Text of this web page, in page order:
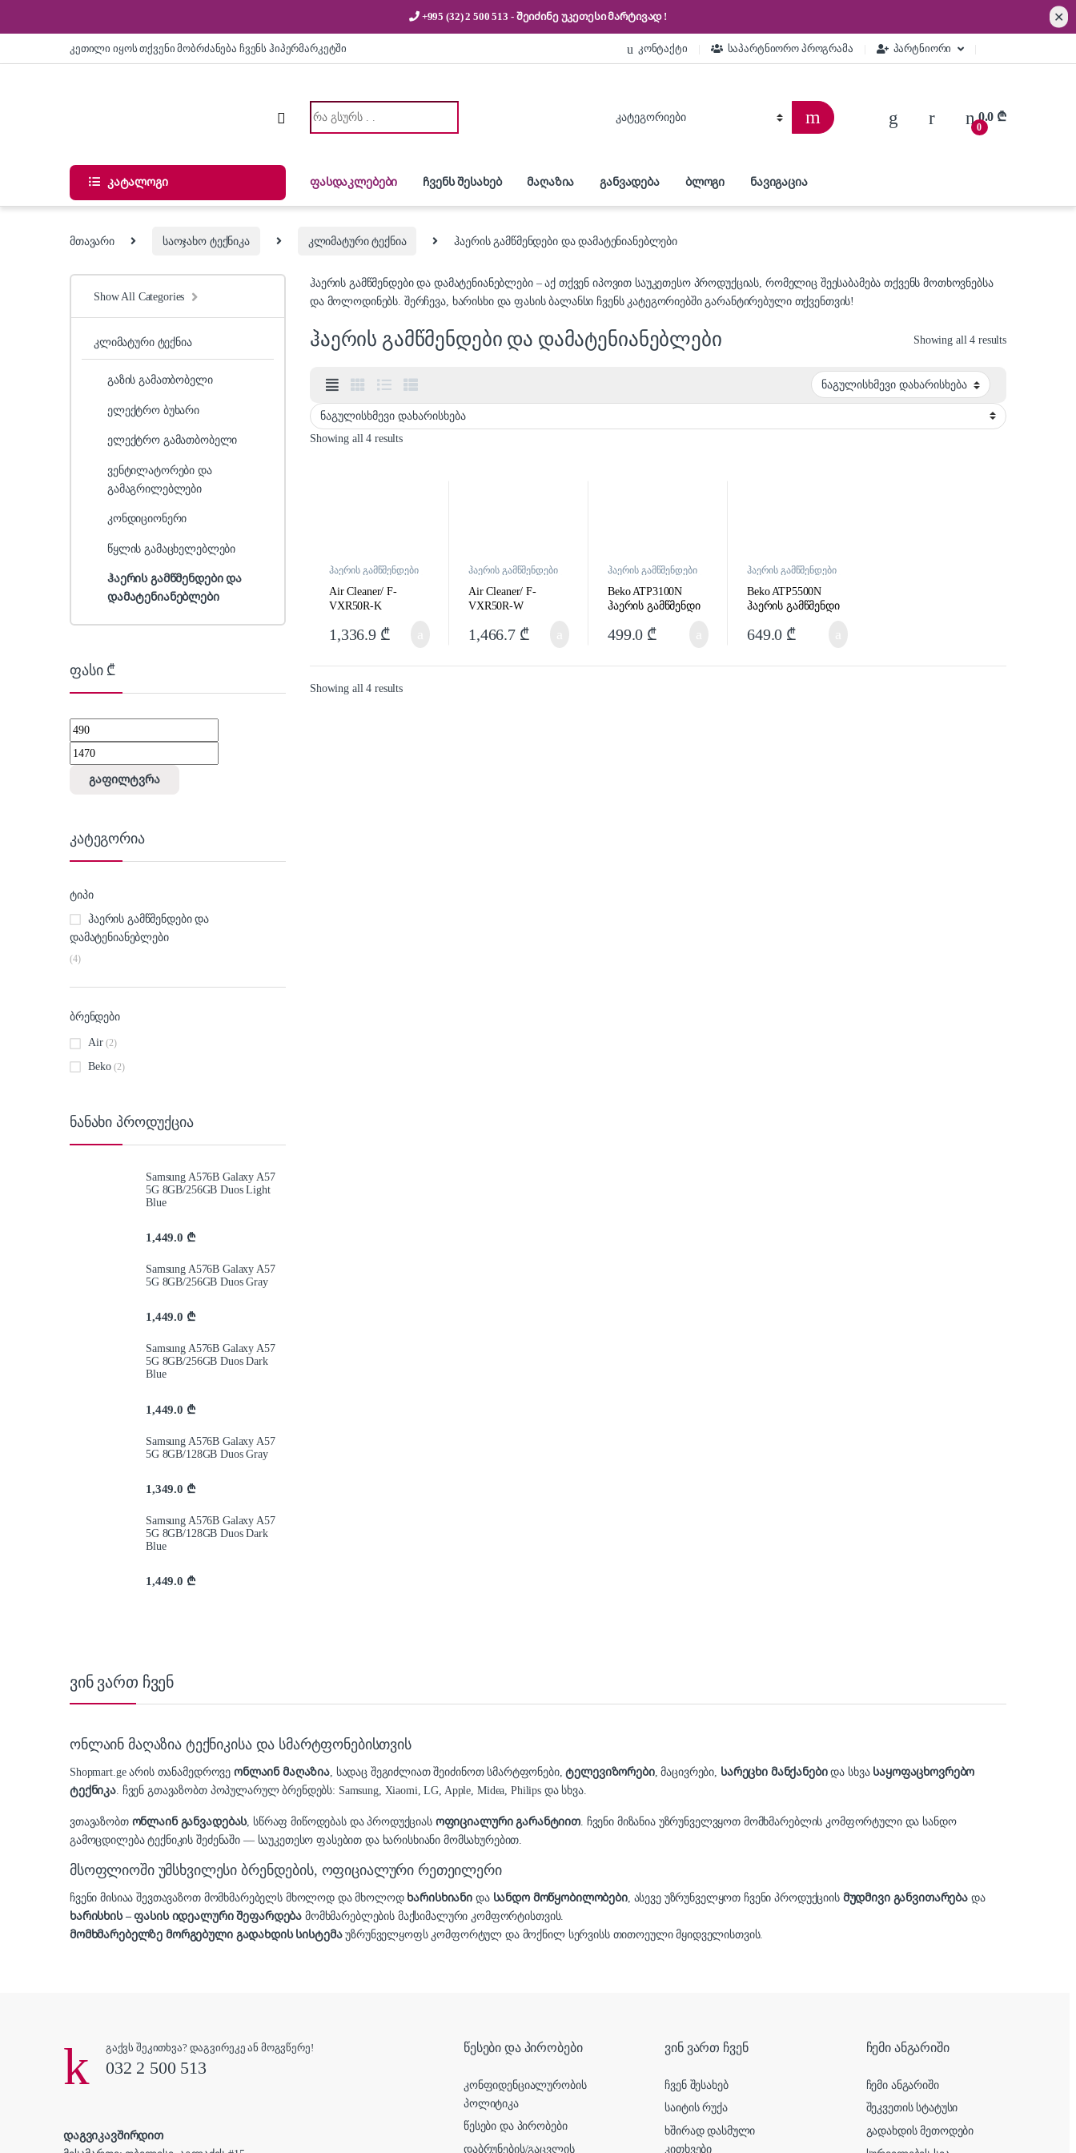
+995 (32) 2 500 513 - შეიძინე უკეთესიმარტივად ! ✕
კეთილი იყოს თქვენი მობრძანება ჩვენს ჰიპერმარკეტში კონტაქტი საპარტნიორო პროგრამა პარტნიორი
Search for:
0
0.0 ₾
კატალოგი ფასდაკლებები ჩვენს შესახებ მაღაზია განვადება ბლოგი ნავიგაცია
მთავარი საოჯახო ტექნიკა კლიმატური ტექნია ჰაერის გამწმენდები და დამატენიანებლები
ჰაერის გამწმენდები და დამატენიანებლები – აქ თქვენ იპოვით საუკეთესო პროდუქციას, რომელიც შეესაბამება თქვენს მოთხოვნებსა
და მოლოდინებს. შერჩევა, ხარისხი და ფასის ბალანსი ჩვენს კატეგორიებში გარანტირებული თქვენთვის!
ჰაერის გამწმენდები და დამატენიანებლები Showing all 4 results
Showing all 4 results
ჰაერის გამწმენდები
Air Cleaner/ F-
VXR50R-K
1,336.9 ₾
ჰაერის გამწმენდები
Air Cleaner/ F-
VXR50R-W
1,466.7 ₾
ჰაერის გამწმენდები
Beko ATP3100N
ჰაერის გამწმენდი
499.0 ₾
ჰაერის გამწმენდები
Beko ATP5500N
ჰაერის გამწმენდი
649.0 ₾
Showing all 4 results
Show All Categories
კლიმატური ტექნია
გაზის გამათბობელი
ელექტრო ბუხარი
ელექტრო გამათბობელი
ვენტილატორები და
გამაგრილებლები
კონდიციონერი
წყლის გამაცხელებლები
ჰაერის გამწმენდები და
დამატენიანებლები
ფასი ₾
მინიმალური ფასი
მაქსიმალური ფასი
გაფილტვრა
კატეგორია
ტიპი
ჰაერის გამწმენდები და
დამატენიანებლები
(4)
ბრენდები
Air (2)
Beko (2)
ნანახი პროდუქცია
Samsung A576B Galaxy A57
5G 8GB/256GB Duos Light
Blue
1,449.0 ₾
Samsung A576B Galaxy A57
5G 8GB/256GB Duos Gray
1,449.0 ₾
Samsung A576B Galaxy A57
5G 8GB/256GB Duos Dark
Blue
1,449.0 ₾
Samsung A576B Galaxy A57
5G 8GB/128GB Duos Gray
1,349.0 ₾
Samsung A576B Galaxy A57
5G 8GB/128GB Duos Dark
Blue
1,449.0 ₾
ვინ ვართ ჩვენ
ონლაინ მაღაზია ტექნიკისა და სმარტფონებისთვის
Shopmart.ge არის თანამედროვე ონლაინ მაღაზია, სადაც შეგიძლიათ შეიძინოთ სმარტფონები,ტელევიზორები, მაცივრები, სარეცხი მანქანებიდა სხვა საყოფაცხოვრებო
ტექნიკა. ჩვენ გთავაზობთ პოპულარულ ბრენდებს: Samsung, Xiaomi, LG, Apple, Midea, Philips და სხვა.
ვთავაზობთ ონლაინ განვადებას, სწრაფ მიწოდებას და პროდუქციას ოფიციალური გარანტიით. ჩვენი მიზანია უზრუნველვყოთ მომხმარებლის კომფორტული და სანდო
გამოცდილება ტექნიკის შეძენაში — საუკეთესო ფასებით და ხარისხიანი მომსახურებით.
მსოფლიოში უმსხვილესი ბრენდების, ოფიციალური რეთეილერი
ჩვენი მისიაა შევთავაზოთ მომხმარებელს მხოლოდ და მხოლოდ ხარისხიანი და სანდო მოწყობილობები, ასევე უზრუნველყოთ ჩვენი პროდუქციის მუდმივი განვითარება და
ხარისხის – ფასის იდეალური შეფარდება მომხმარებლების მაქსიმალური კომფორტისთვის.
მომხმარებელზე მორგებული გადახდის სისტემაუზრუნველყოფს კომფორტულ და მოქნილ სერვისს თითოეული მყიდველისთვის.
გაქვს შეკითხვა? დაგვირეკე ან მოგვწერე!
032 2 500 513
დაგვიკავშირდით
წესები და პირობები
კონფიდენციალურობის
პოლიტიკა
წესები და პირობები
დაბრუნების/გაცვლის
ვინ ვართ ჩვენ
ჩვენ შესახებ
საიტის რუქა
ხშირად დასმული
კითხვები
ჩემი ანგარიში
ჩემი ანგარიში
შეკვეთის სტატუსი
გადახდის მეთოდები